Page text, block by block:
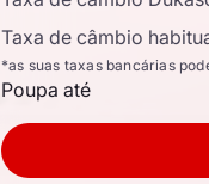
Taxa de câmbio
*as suas taxas bancárias
Poupa até